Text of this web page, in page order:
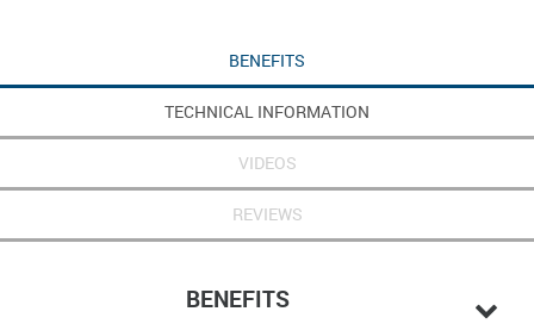
BENEFITS
TECHNICAL INFORMATION
VIDEOS
REVIEWS
BENEFITS